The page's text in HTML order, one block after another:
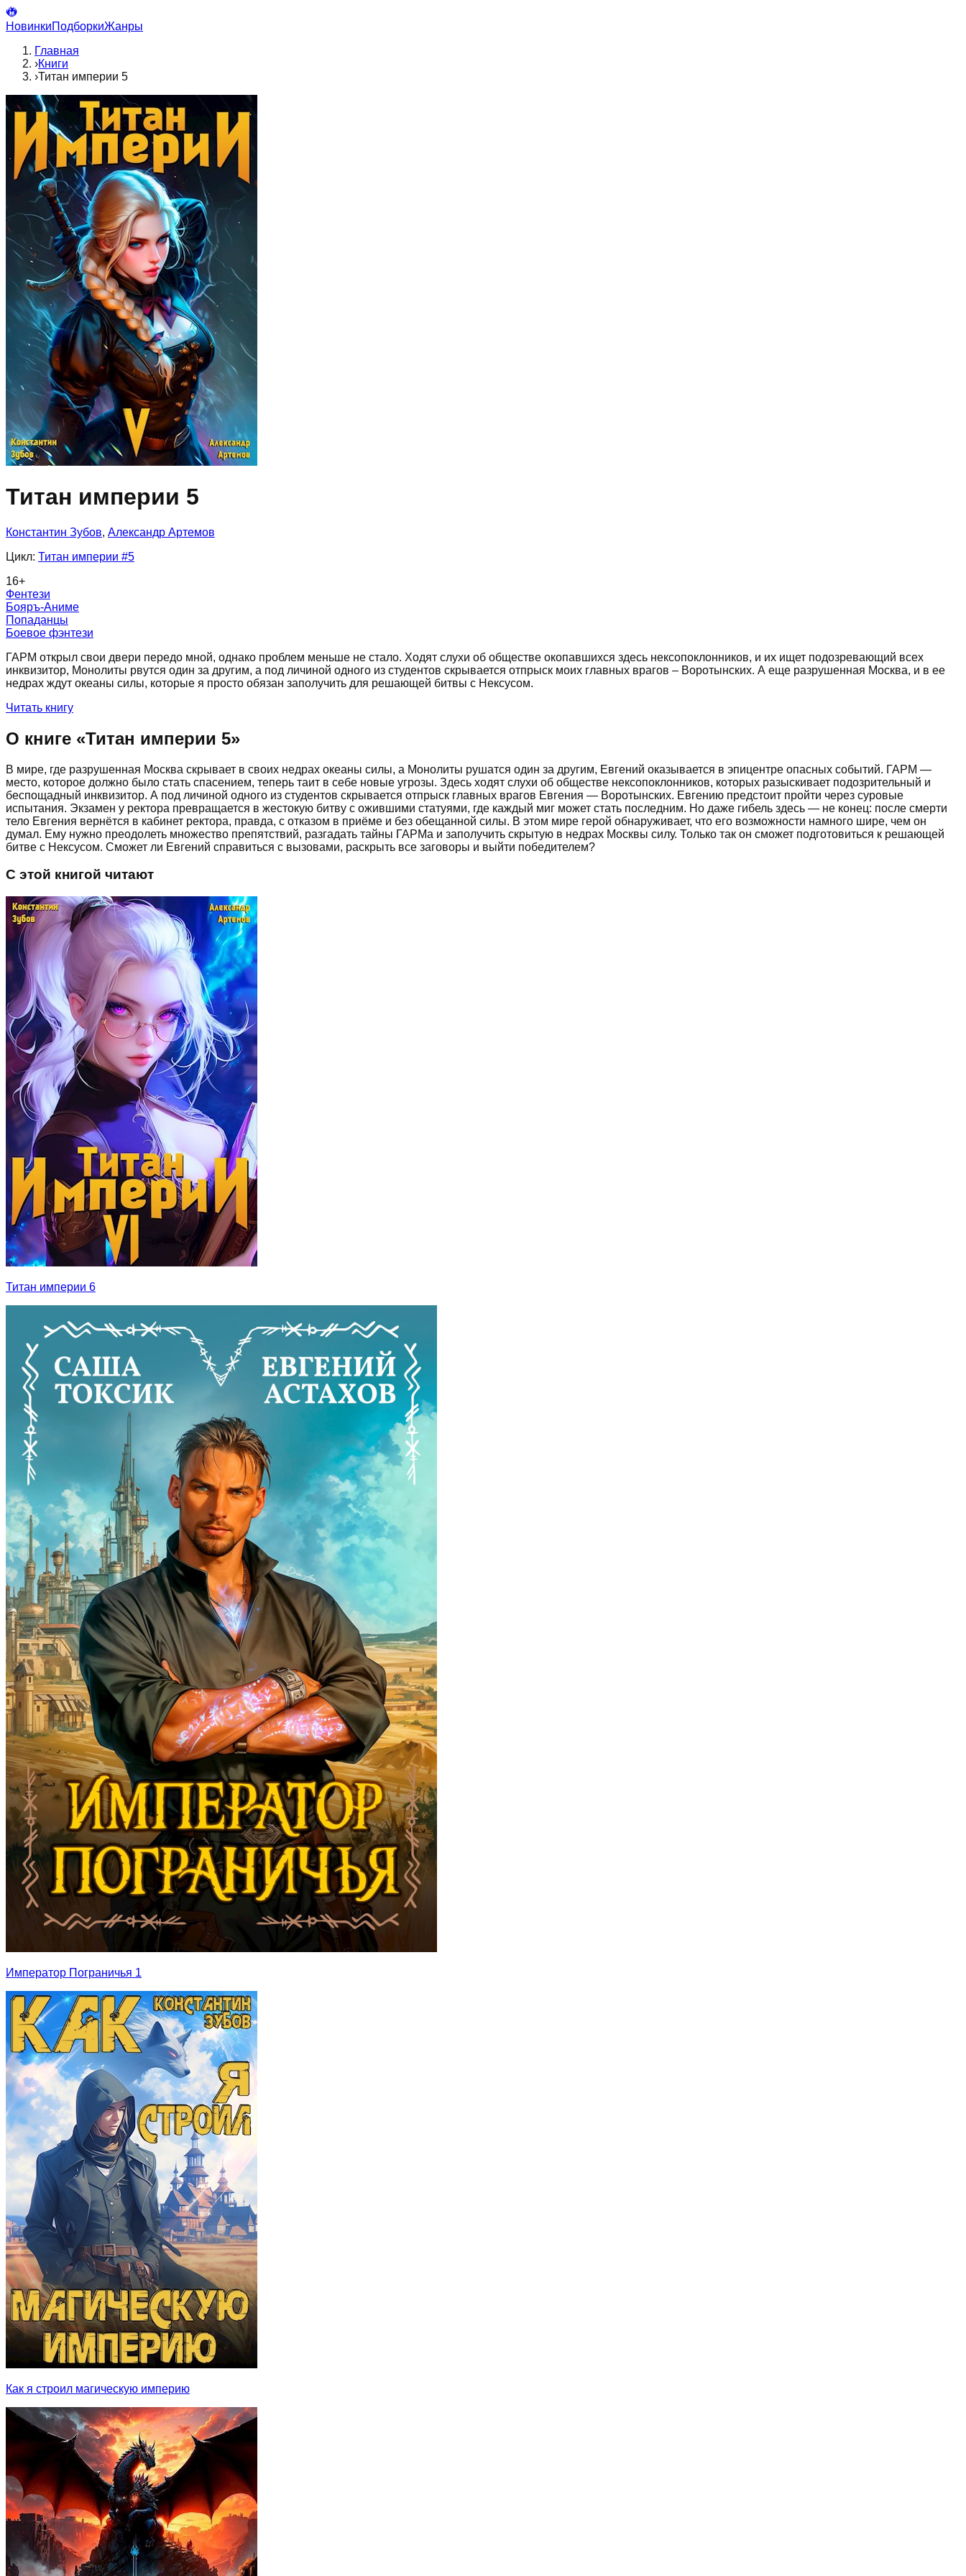
НовинкиПодборкиЖанры
Главная
›Книги
›Титан империи 5
Титан империи 5
Константин Зубов, Александр Артемов
Цикл: Титан империи #5
16+
Фентези
Бояръ-Аниме
Попаданцы
Боевое фэнтези
ГАРМ открыл свои двери передо мной, однако проблем меньше не стало. Ходят слухи об обществе окопавшихся здесь нексопоклонников, и их ищет подозревающий всех
инквизитор, Монолиты рвутся один за другим, а под личиной одного из студентов скрывается отпрыск моих главных врагов – Воротынских. А еще разрушенная Москва, и в ее
недрах ждут океаны силы, которые я просто обязан заполучить для решающей битвы с Нексусом.
Читать книгу
О книге «Титан империи 5»
В мире, где разрушенная Москва скрывает в своих недрах океаны силы, а Монолиты рушатся один за другим, Евгений оказывается в эпицентре опасных событий. ГАРМ —
место, которое должно было стать спасением, теперь таит в себе новые угрозы. Здесь ходят слухи об обществе нексопоклонников, которых разыскивает подозрительный и
беспощадный инквизитор. А под личиной одного из студентов скрывается отпрыск главных врагов Евгения — Воротынских. Евгению предстоит пройти через суровые
испытания. Экзамен у ректора превращается в жестокую битву с ожившими статуями, где каждый миг может стать последним. Но даже гибель здесь — не конец: после смерти
тело Евгения вернётся в кабинет ректора, правда, с отказом в приёме и без обещанной силы. В этом мире герой обнаруживает, что его возможности намного шире, чем он
думал. Ему нужно преодолеть множество препятствий, разгадать тайны ГАРМа и заполучить скрытую в недрах Москвы силу. Только так он сможет подготовиться к решающей
битве с Нексусом. Сможет ли Евгений справиться с вызовами, раскрыть все заговоры и выйти победителем?
С этой книгой читают
Титан империи 6
Император Пограничья 1
Как я строил магическую империю